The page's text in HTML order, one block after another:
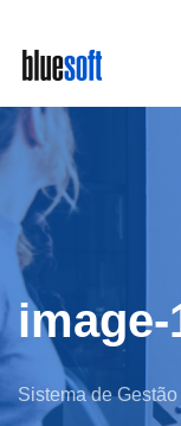
main
content
image-
Sistema de